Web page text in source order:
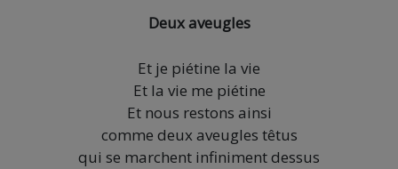
Deux aveugles
Et je piétine la vie
Et la vie me piétine
Et nous restons ainsi
comme deux aveugles têtus
qui se marchent infiniment dessus